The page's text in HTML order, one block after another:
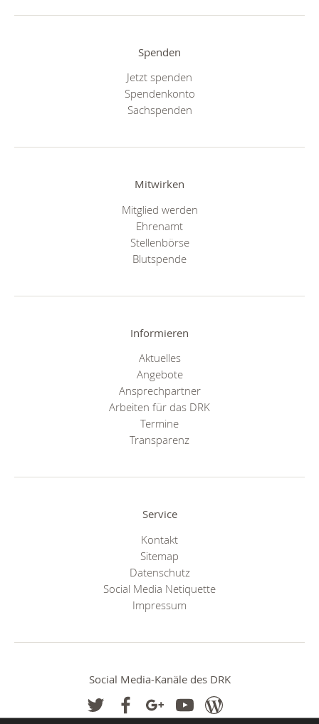
Spenden
Jetzt spenden
Spendenkonto
Sachspenden
Mitwirken
Mitglied werden
Ehrenamt
Stellenbörse
Blutspende
Informieren
Aktuelles
Angebote
Ansprechpartner
Arbeiten für das DRK
Termine
Transparenz
Service
Kontakt
Sitemap
Datenschutz
Social Media Netiquette
Impressum
Social Media-Kanäle des DRK